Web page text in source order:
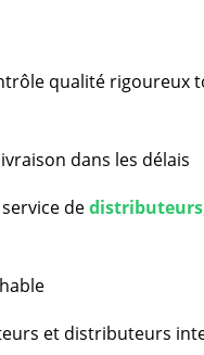
qualité rigoureux
dans les délais
de
et distributeurs